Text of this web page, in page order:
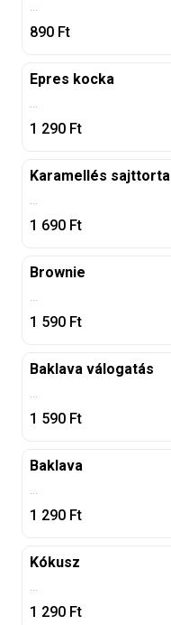
...
890 Ft
Epres kocka
...
1 290 Ft
Karamellés sajttorta
...
1 690 Ft
Brownie
...
1 590 Ft
Baklava válogatás
...
1 590 Ft
Baklava
...
1 290 Ft
Kókusz
...
1 290 Ft